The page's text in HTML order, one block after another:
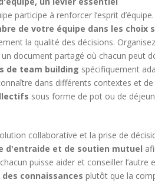
participe à renforcer l’esprit
de votre équipe dans les
la qualité des décisions.
document partagé où chacun peut
de team building spécifiquement
dans différents contextes et
sous forme de pot ou de
collaborative et la prise de
d'entraide et de soutien mutuel
puisse aider et conseiller
connaissances plutôt que la